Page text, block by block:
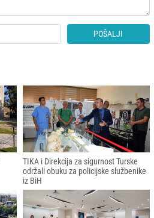
POŠALJI
TIKA i Direkcija za sigurnost Turske
održali obuku za policijske službenike
iz BiH